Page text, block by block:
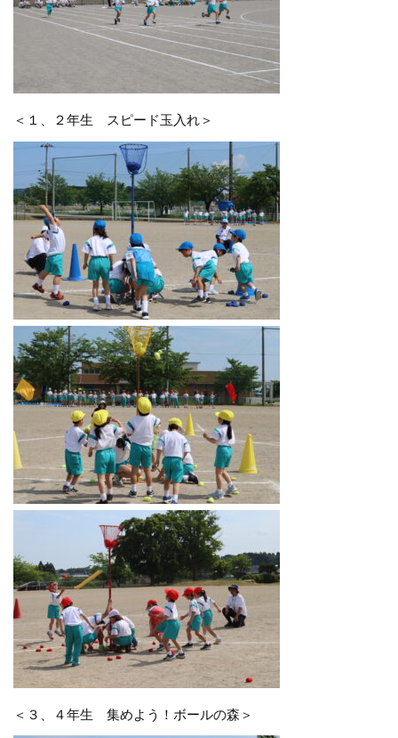
＜１、２年生 スピード玉入れ＞
＜３、４年生 集めよう！ボールの森＞